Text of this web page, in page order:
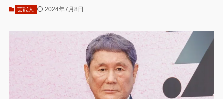
芸能人 2024年7月8日